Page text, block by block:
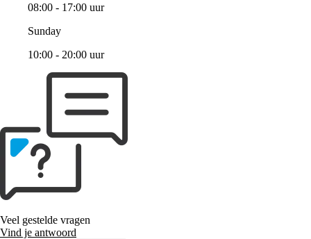
08:00 - 17:00 uur
Sunday
10:00 - 20:00 uur
Veel gestelde vragen
Vind je antwoord